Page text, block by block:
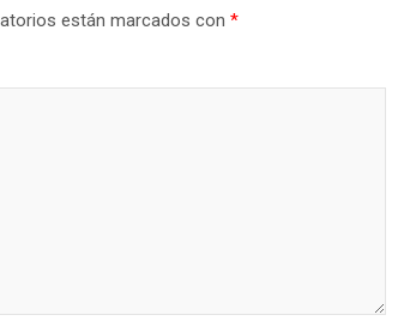
están marcados con *